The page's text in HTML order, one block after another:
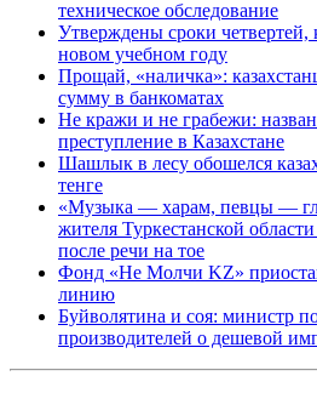
техническое обследование
Утверждены сроки четвертей,
новом учебном году
Прощай, «наличка»:
сумму в банкоматах
Не кражи и не грабежи:
преступление в Казахстане
Шашлык в лесу обошелся
тенге
«Музыка — харам, певцы —
жителя Туркестанской
после речи на тое
Фонд «Не Молчи KZ»
линию
Буйволятина и соя: министр
производителей о дешевой